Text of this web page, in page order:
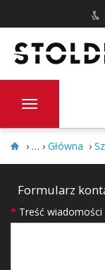
› Główna ›
Formularz
* Treść wiadomości